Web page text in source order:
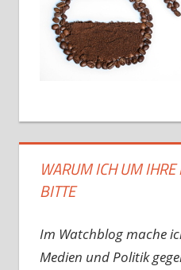
WARUM ICH UM IHRE
BITTE
Im Watchblog mache
Medien und Politik